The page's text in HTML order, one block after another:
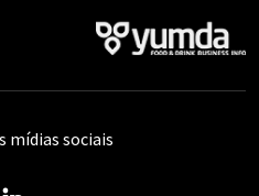
mídias sociais